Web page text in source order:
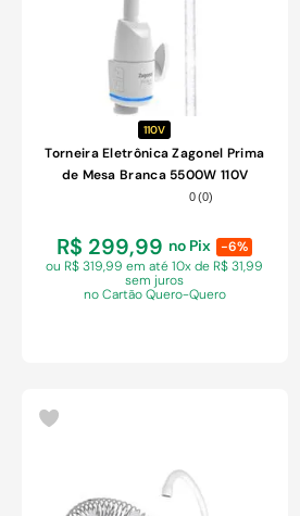
110V
Torneira Eletrônica Zagonel Prima
de Mesa Branca 5500W 110V
0(0)
R$ 299,99 no Pix
-6%
ou R$ 319,99 ematé 10x de R$ 31,99
sem juros
no Cartão Quero-Quero
COMPRAR